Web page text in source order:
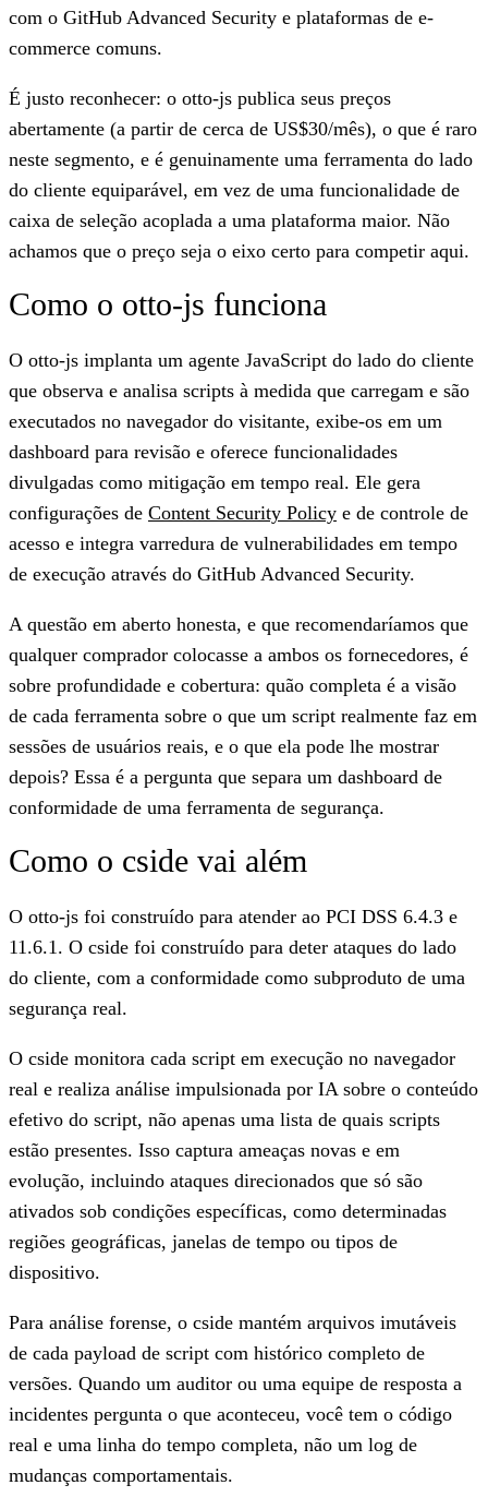
com o GitHub Advanced Security e plataformas de e-
commerce comuns.
É justo reconhecer: o otto-js publica seus preços
abertamente (a partir de cerca de US$30/mês), o que é raro
neste segmento, e é genuinamente uma ferramenta do lado
do cliente equiparável, em vez de uma funcionalidade de
caixa de seleção acoplada a uma plataforma maior. Não
achamos que o preço seja o eixo certo para competir aqui.
Como o otto-js funciona
O otto-js implanta um agente JavaScript do lado do cliente
que observa e analisa scripts à medida que carregam e são
executados no navegador do visitante, exibe-os em um
dashboard para revisão e oferece funcionalidades
divulgadas como mitigação em tempo real. Ele gera
configurações de Content Security Policy e de controle de
acesso e integra varredura de vulnerabilidades em tempo
de execução através do GitHub Advanced Security.
A questão em aberto honesta, e que recomendaríamos que
qualquer comprador colocasse a ambos os fornecedores, é
sobre profundidade e cobertura: quão completa é a visão
de cada ferramenta sobre o que um script realmente faz em
sessões de usuários reais, e o que ela pode lhe mostrar
depois? Essa é a pergunta que separa um dashboard de
conformidade de uma ferramenta de segurança.
Como o cside vai além
O otto-js foi construído para atender ao PCI DSS 6.4.3 e
11.6.1. O cside foi construído para deter ataques do lado
do cliente, com a conformidade como subproduto de uma
segurança real.
O cside monitora cada script em execução no navegador
real e realiza análise impulsionada por IA sobre o conteúdo
efetivo do script, não apenas uma lista de quais scripts
estão presentes. Isso captura ameaças novas e em
evolução, incluindo ataques direcionados que só são
ativados sob condições específicas, como determinadas
regiões geográficas, janelas de tempo ou tipos de
dispositivo.
Para análise forense, o cside mantém arquivos imutáveis
de cada payload de script com histórico completo de
versões. Quando um auditor ou uma equipe de resposta a
incidentes pergunta o que aconteceu, você tem o código
real e uma linha do tempo completa, não um log de
mudanças comportamentais.